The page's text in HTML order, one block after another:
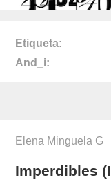
Etiqueta
And_i
Elena Minguela G
Imperdibles